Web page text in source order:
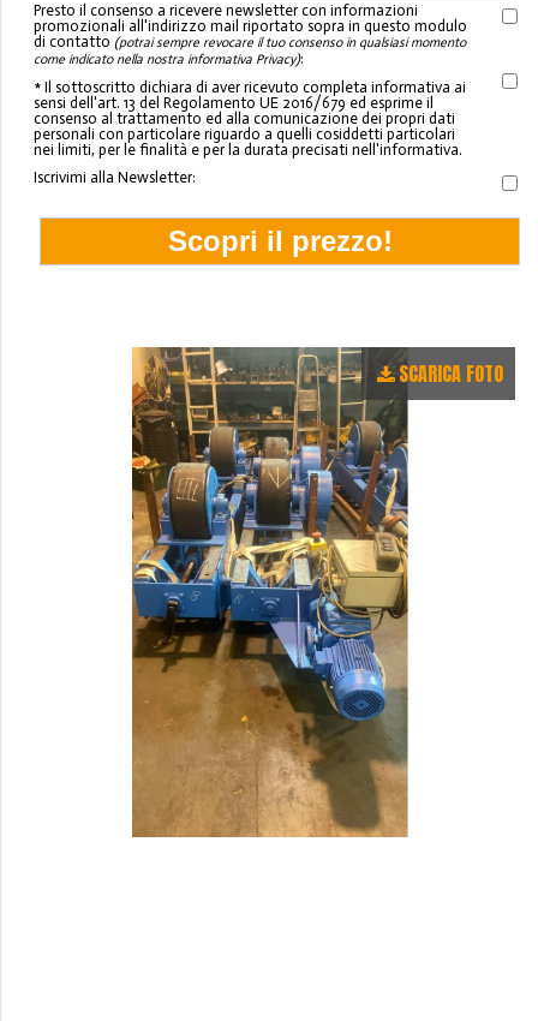
Presto il consenso a ricevere newsletter con informazioni
promozionali all'indirizzo mail riportato sopra in questo modulo
di contatto (potrai sempre revocare il tuo consenso in qualsiasi momento
come indicato nella nostra informativa Privacy):
* Il sottoscritto dichiara di aver ricevuto completa informativa ai
sensi dell'art. 13 del Regolamento UE 2016/679 ed esprime il
consenso al trattamento ed alla comunicazione dei propri dati
personali con particolare riguardo a quelli cosiddetti particolari
nei limiti, per le finalità e per la durata precisati nell'informativa.
Iscrivimi alla Newsletter:
SCARICA FOTO